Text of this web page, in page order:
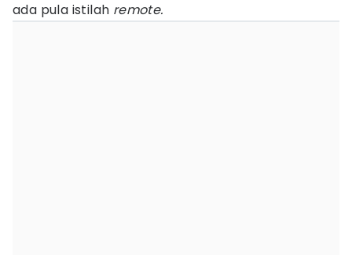
ada pula istilah remote.